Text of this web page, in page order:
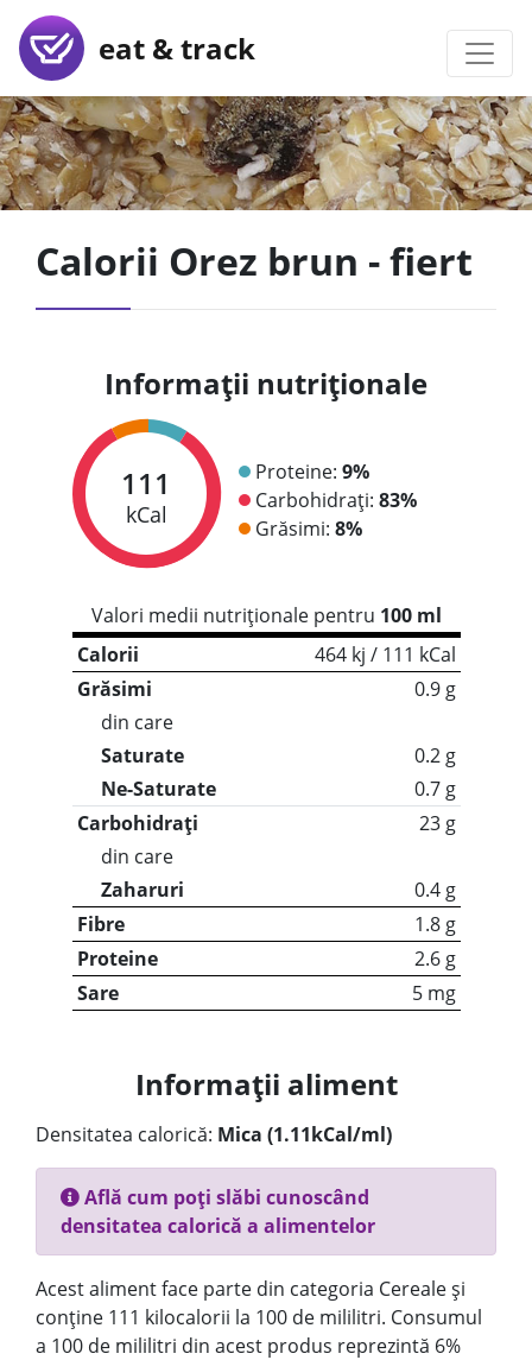
eat & track
Calorii Orez brun - fiert
Informații nutriționale
111
kCal
Proteine: 9%
Carbohidrați: 83%
Grăsimi: 8%
Valori medii nutriționale pentru 100 ml
Calorii
464 kj / 111 kCal
Grăsimi
0.9 g
din care
Saturate
0.2 g
Ne-Saturate
0.7 g
Carbohidrați
23 g
din care
Zaharuri
0.4 g
Fibre
1.8 g
Proteine
2.6 g
Sare
5 mg
Informații aliment
Densitatea calorică: Mica (1.11kCal/ml)
Află cum poți slăbi cunoscând
densitatea calorică a alimentelor
Acest aliment face parte din categoria Cereale și
conține 111 kilocalorii la 100 de mililitri. Consumul
a 100 de mililitri din acest produs reprezintă 6%